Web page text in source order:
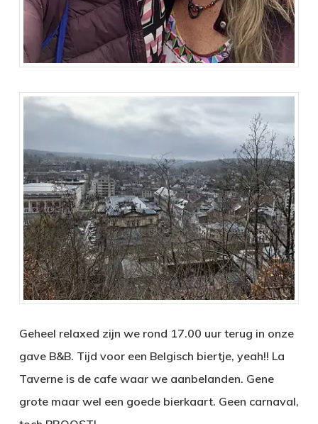
Geheel relaxed zijn we rond 17.00 uur terug in onze
gave B&B. Tijd voor een Belgisch biertje, yeah!! La
Taverne is de cafe waar we aanbelanden. Gene
grote maar wel een goede bierkaart. Geen carnaval,